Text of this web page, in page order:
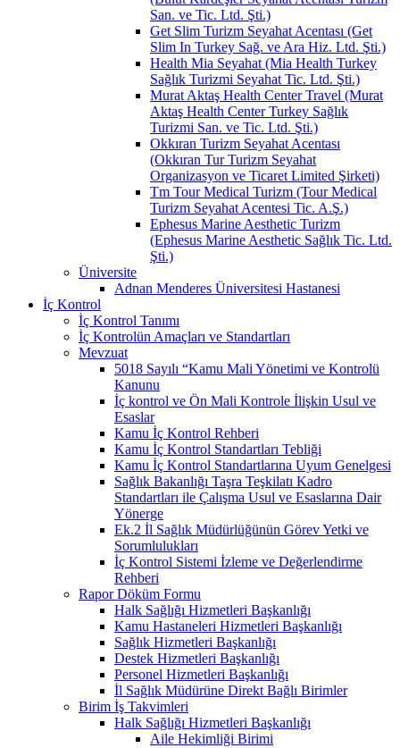
San. ve Tic. Ltd. Şti.)
Get Slim Turizm Seyahat Acentası (Get
Slim In Turkey Sağ. ve Ara Hiz. Ltd. Şti.)
Health Mia Seyahat (Mia Health Turkey
Sağlık Turizmi Seyahat Tic. Ltd. Şti.)
Murat Aktaş Health Center Travel (Murat
Aktaş Health Center Turkey Sağlık
Turizmi San. ve Tic. Ltd. Şti.)
Okkıran Turizm Seyahat Acentası
(Okkıran Tur Turizm Seyahat
Organizasyon ve Ticaret Limited Şirketi)
Tm Tour Medical Turizm (Tour Medical
Turizm Seyahat Acentesi Tic. A.Ş.)
Ephesus Marine Aesthetic Turizm
(Ephesus Marine Aesthetic Sağlık Tic. Ltd.
Şti.)
Üniversite
Adnan Menderes Üniversitesi Hastanesi
İç Kontrol
İç Kontrol Tanımı
İç Kontrolün Amaçları ve Standartları
Mevzuat
5018 Sayılı “Kamu Mali Yönetimi ve Kontrolü
Kanunu
İç kontrol ve Ön Mali Kontrole İlişkin Usul ve
Esaslar
Kamu İç Kontrol Rehberi
Kamu İç Kontrol Standartları Tebliği
Kamu İç Kontrol Standartlarına Uyum Genelgesi
Sağlık Bakanlığı Taşra Teşkilatı Kadro
Standartları ile Çalışma Usul ve Esaslarına Dair
Yönerge
Ek.2 İl Sağlık Müdürlüğünün Görev Yetki ve
Sorumlulukları
İç Kontrol Sistemi İzleme ve Değerlendirme
Rehberi
Rapor Döküm Formu
Halk Sağlığı Hizmetleri Başkanlığı
Kamu Hastaneleri Hizmetleri Başkanlığı
Sağlık Hizmetleri Başkanlığı
Destek Hizmetleri Başkanlığı
Personel Hizmetleri Başkanlığı
İl Sağlık Müdürüne Direkt Bağlı Birimler
Birim İş Takvimleri
Halk Sağlığı Hizmetleri Başkanlığı
Aile Hekimliği Birimi